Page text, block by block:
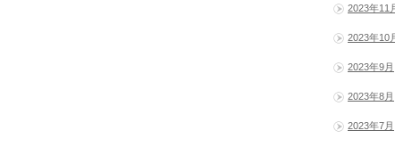
2023年11
2023年10
2023年9月
2023年8月
2023年7月